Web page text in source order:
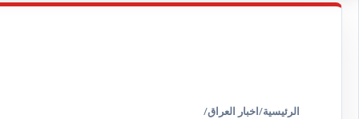
الرئيسية/اخبار العراق/